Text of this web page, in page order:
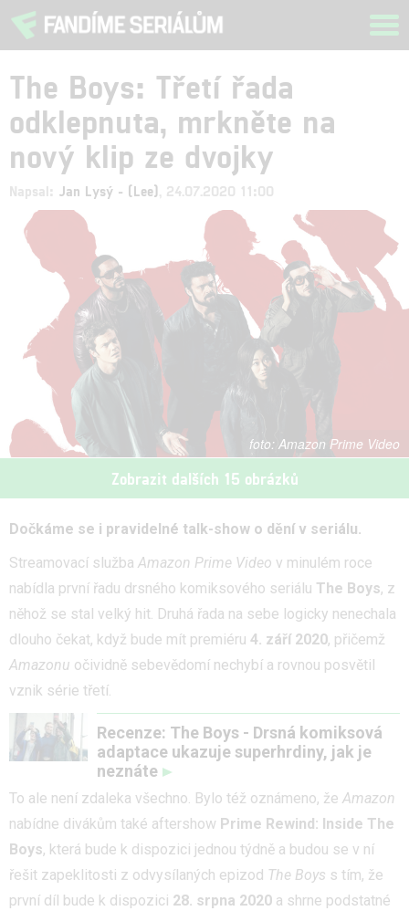
The Boys: Třetí řada
odklepnuta, mrkněte na
nový klip ze dvojky
Napsal: Jan Lysý - (Lee) , 24.07.2020 11:00
Amazon Prime Video
Zobrazit dalších 15 obrázků
Dočkáme se i pravidelné talk-show o dění v seriálu.
Streamovací služba Amazon Prime Video v minulém roce
nabídla první řadu drsného komiksového seriálu The Boys, z
něhož se stal velký hit. Druhá řada na sebe logicky nenechala
dlouho čekat, když bude mít premiéru 4. září 2020, přičemž
Amazonu očividně sebevědomí nechybí a rovnou posvětil
vznik série třetí.
Recenze: The Boys - Drsná komiksová
adaptace ukazuje superhrdiny, jak je
neznáte
To ale není zdaleka všechno. Bylo též oznámeno, že Amazon
nabídne divákům také aftershow Prime Rewind: Inside The
Boys, která bude k dispozici jednou týdně a budou se v ní
řešit zapeklitosti z odvysílaných epizod The Boys s tím, že
první díl bude k dispozici 28. srpna 2020 a shrne podstatné